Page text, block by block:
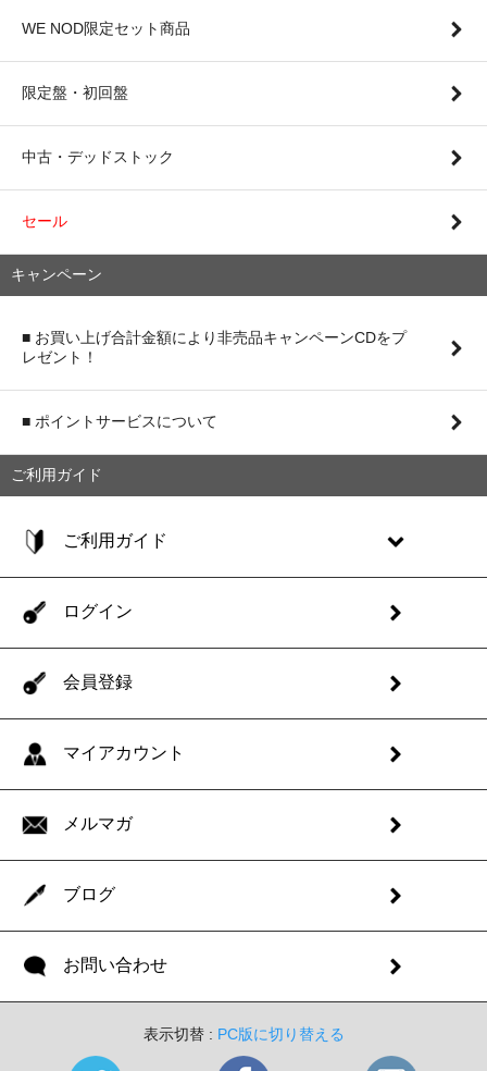
WE NOD限定セット商品
限定盤・初回盤
中古・デッドストック
セール
キャンペーン
■ お買い上げ合計金額により非売品キャンペーンCDをプ
レゼント！
■ ポイントサービスについて
ご利用ガイド
ご利用ガイド
ログイン
会員登録
マイアカウント
メルマガ
ブログ
お問い合わせ
表示切替 : PC版に切り替える